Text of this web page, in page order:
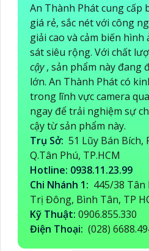
An Thành Phát cung cấp
giá rẻ, sắc nét với công
giải cao và cảm biến hình
sát siêu rộng. Với chất
cậy, sản phẩm này đang
lớn. An Thành Phát có
trong lĩnh vực camera
ngay để trải nghiệm sự
cậy từ sản phẩm này.
Trụ Sở: 51 Lũy Bán Bích,
Q.Tân Phú, TP.HCM
Hotline: 0938.11.23.99
Chi Nhánh 1: 445/38
Trị Đông, Bình Tân, TP
Kỹ Thuật: 0906.855.330
Điện Thoại: (028)